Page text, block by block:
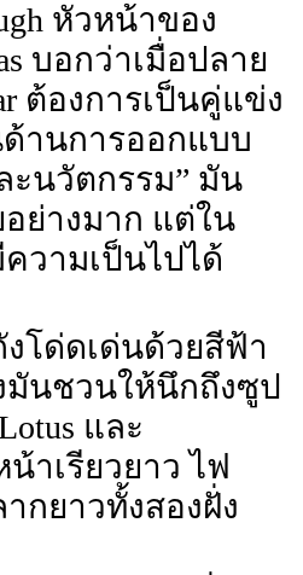
หัวหน้าของ
บอกว่าเมื่อปลาย
ต้องการเป็นคู่แข่ง
ด้านการออกแบบ
ะนวัตกรรม” มัน
อย่างมาก แต่ใน
วามเป็นไปได้
งโด่ดเด่นด้วยสีฟ้า
มันชวนให้นึกถึงซูป
และ
น้าเรียวยาว ไฟ
กยาวทั้งสองฝั่ง